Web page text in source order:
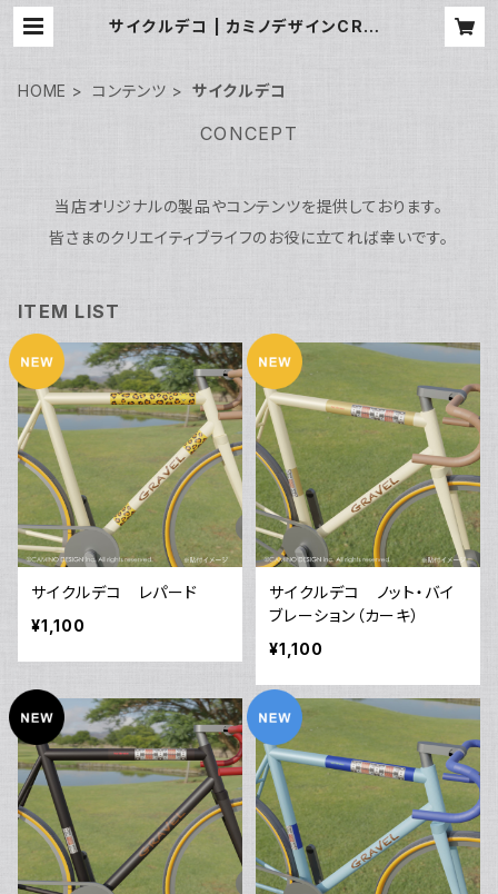
サイクルデコ | カミノデザインCREA
HOME コンテンツ サイクルデコ
CONCEPT
当店オリジナルの製品やコンテンツを提供しております。
皆さまのクリエイティブライフのお役に立てれば幸いです。
ITEM LIST
サイクルデコ レパード
¥1,100
サイクルデコ ノット・バイ
ブレーション（カーキ）
¥1,100